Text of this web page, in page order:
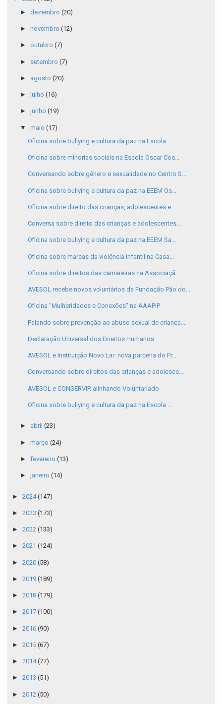
► dezembro (20)
► novembro (12)
► outubro (7)
► setembro (7)
► agosto (20)
► julho (16)
► junho (19)
▼ maio (17)
Oficina sobre bullying e cultura da paz na Escola ...
Oficina sobre minorias sociais na Escola Oscar Coe...
Conversando sobre gênero e sexualidade no Centro S...
Oficina sobre bullying e cultura da paz na EEEM Os...
Oficina sobre direito das crianças, adolescentes e...
Conversa sobre direito das crianças e adolescentes...
Oficina sobre bullying e cultura da paz na EEEM Sa...
Oficina sobre marcas da violência infantil na Casa...
Oficina sobre direitos das camareiras na Associaçã...
AVESOL recebe novos voluntários da Fundação Pão do...
Oficina "Mulheridades e Conexões" na AAAPIP
Falando sobre prevenção ao abuso sexual de criança...
Declaração Universal dos Direitos Humanos
AVESOL e Instituição Novo Lar: nova parceria do Pr...
Conversando sobre direitos das crianças e adolesce...
AVESOL e CONSERVIR alinhando Voluntariado
Oficina sobre bullying e cultura da paz na Escola ...
► abril (23)
► março (24)
► fevereiro (13)
► janeiro (14)
► 2024(147)
► 2023 (173)
► 2022 (133)
► 2021 (124)
► 2020 (58)
► 2019 (189)
► 2018 (179)
► 2017 (100)
► 2016 (90)
► 2015 (67)
► 2014(77)
► 2013 (51)
► 2012 (50)